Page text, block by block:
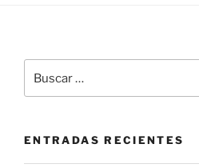
por:
ENTRADAS RECIENTES